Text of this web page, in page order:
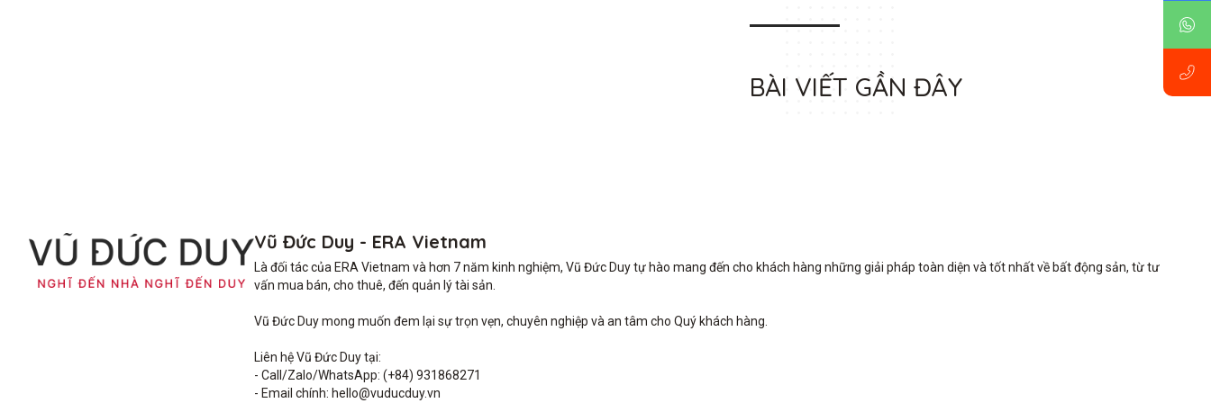
BÀI VIẾT GẦN ĐÂY
Vũ Đức Duy - ERA Vietnam
Là đối tác của ERA Vietnam và hơn 7 năm kinh nghiệm, Vũ Đức Duy tự hào mang đến cho khách hàng những giải pháp toàn diện và tốt nhất về bất động sản, từ tư
vấn mua bán, cho thuê, đến quản lý tài sản.
Vũ Đức Duy mong muốn đem lại sự trọn vẹn, chuyên nghiệp và an tâm cho Quý khách hàng.
Liên hệ Vũ Đức Duy tại:
- Call/Zalo/WhatsApp: (+84) 931868271
- Email chính: hello@vuducduy.vn